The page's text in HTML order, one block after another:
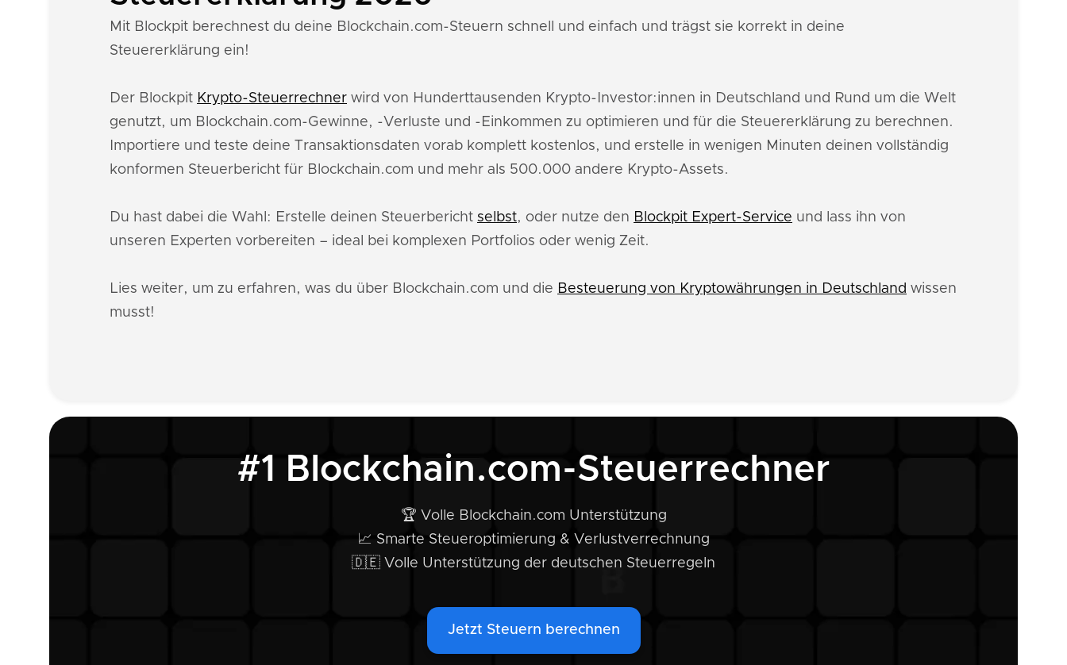
Mit Blockpit berechnest du deine Blockchain.com-Steuern schnell und einfach und trägst sie korrekt in deine
Steuererklärung ein!
Der Blockpit Krypto-Steuerrechner wird von Hunderttausenden Krypto-Investor:innen in Deutschland und Rund um die Welt
genutzt, um Blockchain.com-Gewinne, -Verluste und -Einkommen zu optimieren und für die Steuererklärung zu berechnen.
Importiere und teste deine Transaktionsdaten vorab komplett kostenlos, und erstelle in wenigen Minuten deinen vollständig
konformen Steuerbericht für Blockchain.com und mehr als 500.000 andere Krypto-Assets.
Du hast dabei die Wahl: Erstelle deinen Steuerbericht selbst, oder nutze den Blockpit Expert-Service und lass ihn von
unseren Experten vorbereiten – ideal bei komplexen Portfolios oder wenig Zeit.
Lies weiter, um zu erfahren, was du über Blockchain.com und die Besteuerung von Kryptowährungen in Deutschland wissen
musst!
#1 Blockchain.com-Steuerrechner
🏆 Volle Blockchain.com Unterstützung
📈 Smarte Steueroptimierung & Verlustverrechnung
🇩🇪 Volle Unterstützung der deutschen Steuerregeln
Jetzt Steuern berechnen